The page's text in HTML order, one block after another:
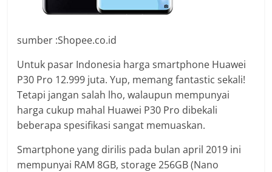
sumber :Shopee.co.id
Untuk pasar Indonesia harga smartphone Huawei
P30 Pro 12.999 juta. Yup, memang fantastic sekali!
Tetapi jangan salah lho, walaupun mempunyai
harga cukup mahal Huawei P30 Pro dibekali
beberapa spesifikasi sangat memuaskan.
Smartphone yang dirilis pada bulan april 2019 ini
mempunyai RAM 8GB, storage 256GB (Nano